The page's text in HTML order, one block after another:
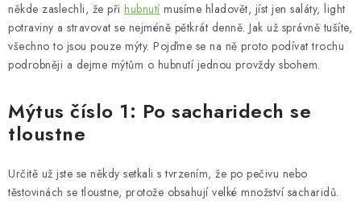
MUŽI
OSTATNÍ
DOVOLENÁ
Proč Botanic?
Kontakty
někde zaslechli, že při hubnutímusíme hladovět, jíst jen saláty, light
potraviny a stravovat se nejméně pětkrát denně. Jak už správně tušíte,
všechno to jsou pouze mýty. Pojďme se na ně proto podívat trochu
podrobněji a dejme mýtům o hubnutí jednou provždy sbohem.
Mýtus číslo 1: Po sacharidech se
tloustne
Určitě už jste se někdy setkali s tvrzením, že po pečivu nebo
těstovinách se tloustne, protože obsahují velké množství sacharidů.